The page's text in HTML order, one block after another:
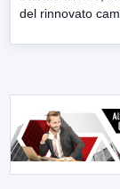
del rinnovato